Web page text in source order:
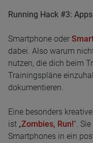
Running Hack #3:
Smartphone oder
dabei. Also warum
nutzen, die dich beim
Trainingspläne
dokumentieren.
Eine besonders
ist „Zombies, Run!“.
Smartphones in ein